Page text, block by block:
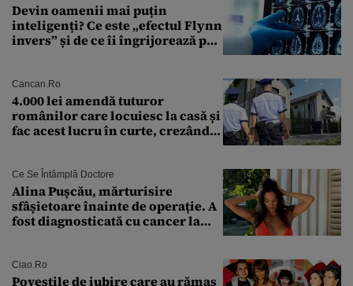
Devin oamenii mai puțin
inteligenți? Ce este „efectul Flynn
invers” și de ce îi îngrijorează pe
Cancan.ro
4.000 lei amendă tuturor
românilor care locuiesc la casă și
fac acest lucru în curte, crezând
Ce Se Întâmplă Doctore
Alina Pușcău, mărturisire
sfâșietoare înainte de operație. A
fost diagnosticată cu cancer la
îmi salvez viața”
Ciao.ro
Poveştile de iubire care au rămas